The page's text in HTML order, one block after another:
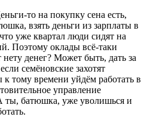
то на покупку сена есть,
взять деньги из зарплаты в
уже квартал люди сидят на
Поэтому оклады всё-таки
денег? Может быть, дать за
семёновские захотят
к тому времени уйдём работать в
управление
ты, батюшка, уже уволишься и